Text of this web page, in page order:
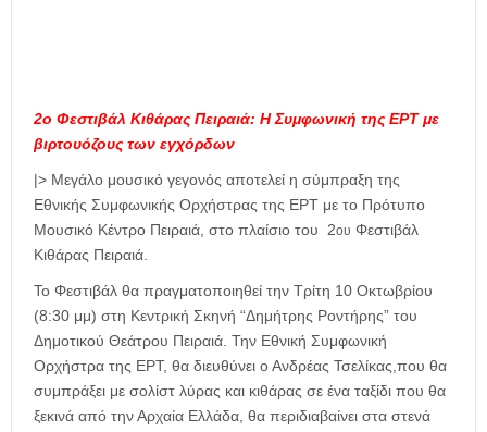
2ο Φεστιβάλ Κιθάρας Πειραιά: Η Συμφωνική της ΕΡΤ με
βιρτουόζους των εγχόρδων
|> Μεγάλο μουσικό γεγονός αποτελεί η σύμπραξη της
Εθνικής Συμφωνικής Ορχήστρας της ΕΡΤ με το Πρότυπο
Μουσικό Κέντρο Πειραιά, στο πλαίσιο του 2ου Φεστιβάλ
Κιθάρας Πειραιά.
Το Φεστιβάλ θα πραγματοποιηθεί την Τρίτη 10 Οκτωβρίου
(8:30 μμ) στη Κεντρική Σκηνή “Δημήτρης Ροντήρης” του
Δημοτικού Θεάτρου Πειραιά. Την Εθνική Συμφωνική
Ορχήστρα της ΕΡΤ, θα διευθύνει ο Ανδρέας Τσελίκας,που θα
συμπράξει με σολίστ λύρας και κιθάρας σε ένα ταξίδι που θα
ξεκινά από την Αρχαία Ελλάδα, θα περιδιαβαίνει στα στενά